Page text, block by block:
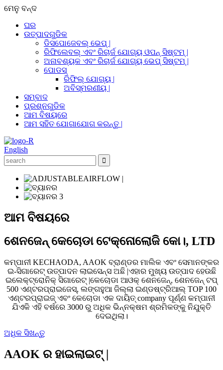
ମେନୁ ବନ୍ଦ
ଘର
ଉତ୍ପାଦଗୁଡିକ
ଡିସପୋଜେବଲ୍ ଭେପ୍ |
ରିଫିଲେବଲ୍ ଏବଂ ରିଚାର୍ଜ ଯୋଗ୍ୟ ଓପନ୍ ସିଷ୍ଟମ୍ |
ଅନାବଶ୍ୟକ ଏବଂ ରିଚାର୍ଜ ଯୋଗ୍ୟ ଭେପ୍ ସିଷ୍ଟମ୍ |
ପୋଡସ୍
ରିଫିଲ୍ ଯୋଗ୍ୟ |
ଅବିସ୍ମରଣୀୟ |
ସମ୍ବାଦ
ପ୍ରଶ୍ନଗୁଡିକ
ଆମ ବିଷୟରେ
ଆମ ସହିତ ଯୋଗାଯୋଗ କରନ୍ତୁ |
English
ଆମ ବିଷୟରେ
ଶେନଜେନ୍ କେଚୋଡା ଟେକ୍ନୋଲୋଜି କୋ।, LTD
କମ୍ପାନୀ KECHAODA, AAOK ବ୍ରାଣ୍ଡର ମାଲିକ ଏବଂ ସେମାନଙ୍କର
ଇ-ସିଗାରେଟ୍ ଉତ୍ପାଦନ ଲାଇସେନ୍ସ ଅଛି |ଏହାର ମୁଖ୍ୟ ଉତ୍ପାଦ ହେଉଛି
ଇଲେକ୍ଟ୍ରୋନିକ୍ ସିଗାରେଟ୍ |କେଚୋଡା ଆଓକ୍ ଶେନଜେନ୍, ଶେନଜେନ୍ ଟପ୍
500 ଏଣ୍ଟରପ୍ରାଇଜେସ୍, ଲଙ୍ଗହୁଆ ଜିଲ୍ଲା ଇଣ୍ଡଷ୍ଟ୍ରିଆଲ୍ TOP 100
ଏଣ୍ଟରପ୍ରାଇଜ୍ ଏବଂ କେଚୋଡା ଏକ ଦାୟିତ୍ company ପୂର୍ଣ୍ଣ କମ୍ପାନୀ
ଯିଏକି ଏହି ବର୍ଷରେ 3000 ରୁ ଅଧିକ ଭିନ୍ନକ୍ଷମ ଶ୍ରମିକଙ୍କୁ ନିଯୁକ୍ତି
ଦେଇଥିଲା।
ଅଧିକ ସିଖନ୍ତୁ
AAOK ର ହାଇଲାଇଟ୍ |